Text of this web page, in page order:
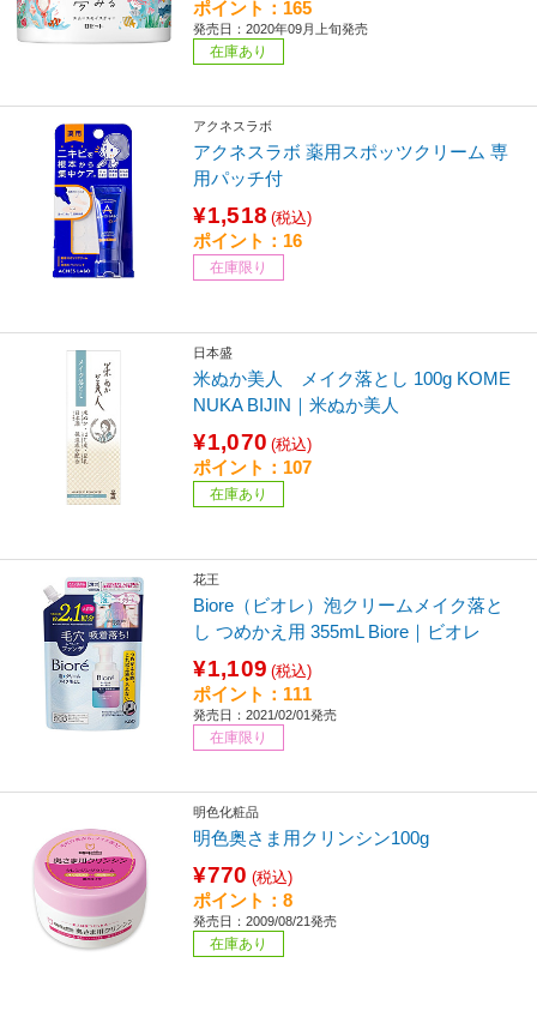
ポイント：165
発売日：2020年09月上旬発売
在庫あり
アクネスラボ
アクネスラボ 薬用スポッツクリーム 専
用パッチ付
¥1,518 (税込)
ポイント：16
在庫限り
日本盛
米ぬか美人 メイク落とし 100g KOME
NUKA BIJIN｜米ぬか美人
¥1,070 (税込)
ポイント：107
在庫あり
花王
Biore（ビオレ）泡クリームメイク落と
し つめかえ用 355mL Biore｜ビオレ
¥1,109 (税込)
ポイント：111
発売日：2021/02/01発売
在庫限り
明色化粧品
明色奥さま用クリンシン100g
¥770 (税込)
ポイント：8
発売日：2009/08/21発売
在庫あり